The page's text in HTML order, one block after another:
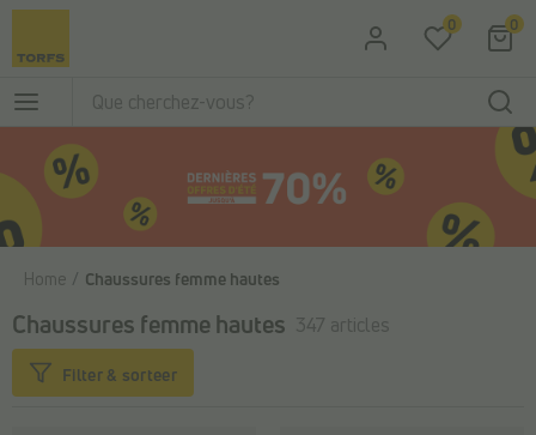
Passer au contenu principal 0 0
Home Chaussures femme hautes
Chaussures femme hautes 347 articles
Filter & sorteer